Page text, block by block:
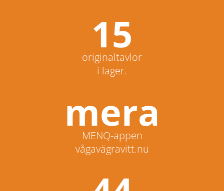
15
originaltavlor
i lager.
mera
MENQ-appen
vågavägravitt.nu